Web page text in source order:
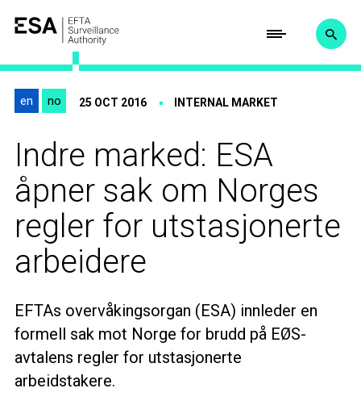
en no 25 OCT 2016 INTERNAL MARKET
Indre marked: ESA
åpner sak om Norges
regler for utstasjonerte
arbeidere
EFTAs overvåkingsorgan (ESA) innleder en
formell sak mot Norge for brudd på EØS-
avtalens regler for utstasjonerte
arbeidstakere.